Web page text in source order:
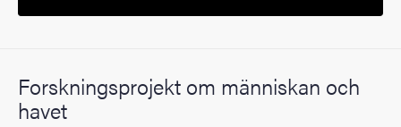
Forskningsprojekt om människan och
havet